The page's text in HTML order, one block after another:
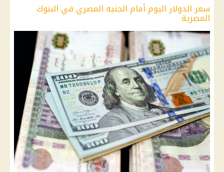
سعر الدولار اليوم أمام الجنيه المصري في البنوك
المصرية